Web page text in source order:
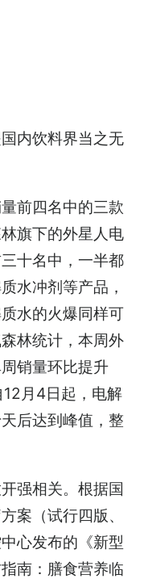
内饮料界当之无
前四名中的三款
旗下的外星人电
十名中，一半都
水冲剂等产品，
水的火爆同样可
林统计，本周外
销量环比提升
月4日起，电解
后达到峰值，整
强相关。根据国
案（试行四版、
心发布的《新型
南：膳食营养临